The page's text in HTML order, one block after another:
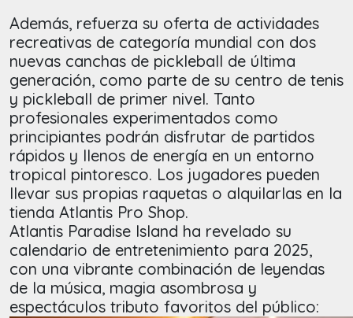
Además, refuerza su oferta de actividades
recreativas de categoría mundial con dos
nuevas canchas de pickleball de última
generación, como parte de su centro de tenis
y pickleball de primer nivel. Tanto
profesionales experimentados como
principiantes podrán disfrutar de partidos
rápidos y llenos de energía en un entorno
tropical pintoresco. Los jugadores pueden
llevar sus propias raquetas o alquilarlas en la
tienda Atlantis Pro Shop.
Atlantis Paradise Island ha revelado su
calendario de entretenimiento para 2025,
con una vibrante combinación de leyendas
de la música, magia asombrosa y
espectáculos tributo favoritos del público: